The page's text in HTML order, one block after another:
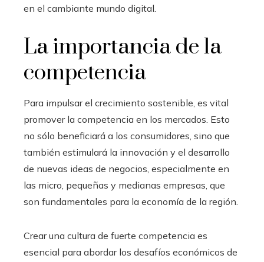
en el cambiante mundo digital.
La importancia de la
competencia
Para impulsar el crecimiento sostenible, es vital
promover la competencia en los mercados. Esto
no sólo beneficiará a los consumidores, sino que
también estimulará la innovación y el desarrollo
de nuevas ideas de negocios, especialmente en
las micro, pequeñas y medianas empresas, que
son fundamentales para la economía de la región.
Crear una cultura de fuerte competencia es
esencial para abordar los desafíos económicos de